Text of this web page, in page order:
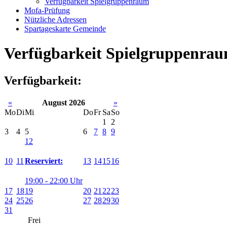
Mofa-Prüfung
Nützliche Adressen
Spartageskarte Gemeinde
Verfügbarkeit
Verfügbarkeit:
« August 2026
»
MoDiMi DoFr SaSo
1
2
3
4 5 6 7 8 9
10 11
12
Reserviert:
19:00 - 22:00 Uhr
13 141516
17 1819 20 21 2223
24 2526 27 282930
31
Frei